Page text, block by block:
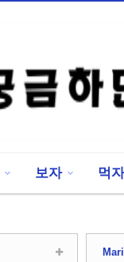
보자
먹자